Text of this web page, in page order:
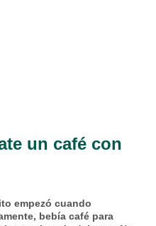
un café con
empezó cuando
bebía café para